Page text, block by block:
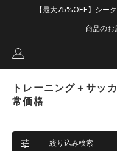
【最大75%OFF】シー
商品のお
トレーニング＋サッ
常価格
絞り込み検索